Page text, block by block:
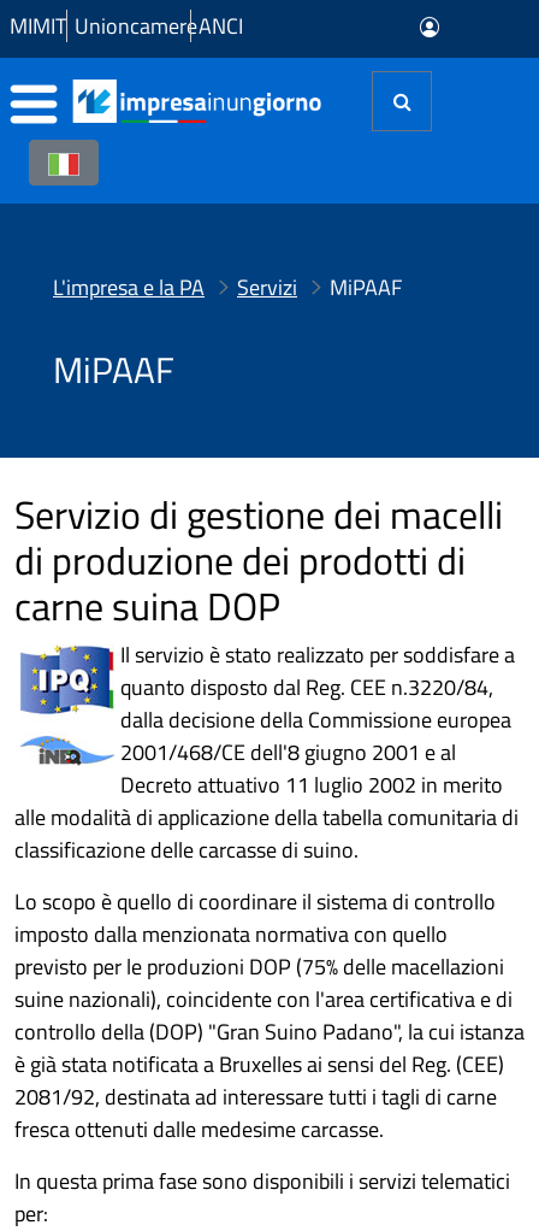
Skip to Main Content
MIMIT UnioncamereANCI
L'impresa e la PA Servizi MiPAAF
MiPAAF
Servizio di gestione dei macelli
di produzione dei prodotti di
carne suina DOP
Il servizio è stato realizzato per soddisfare a
quanto disposto dal Reg. CEE n.3220/84,
dalla decisione della Commissione europea
2001/468/CE dell'8 giugno 2001 e al
Decreto attuativo 11 luglio 2002 in merito
alle modalità di applicazione della tabella comunitaria di
classificazione delle carcasse di suino.
Lo scopo è quello di coordinare il sistema di controllo
imposto dalla menzionata normativa con quello
previsto per le produzioni DOP (75% delle macellazioni
suine nazionali), coincidente con l'area certificativa e di
controllo della (DOP) "Gran Suino Padano", la cui istanza
è già stata notificata a Bruxelles ai sensi del Reg. (CEE)
2081/92, destinata ad interessare tutti i tagli di carne
fresca ottenuti dalle medesime carcasse.
In questa prima fase sono disponibili i servizi telematici
per: